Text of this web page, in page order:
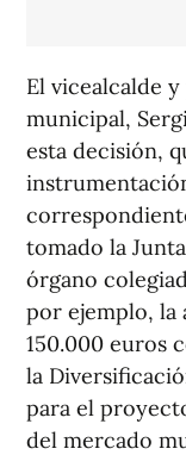
El vicealcalde
municipal,
esta decisión,
tomado la
órgano
por ejemplo, la
150.000 euros
la
para el
del mercado